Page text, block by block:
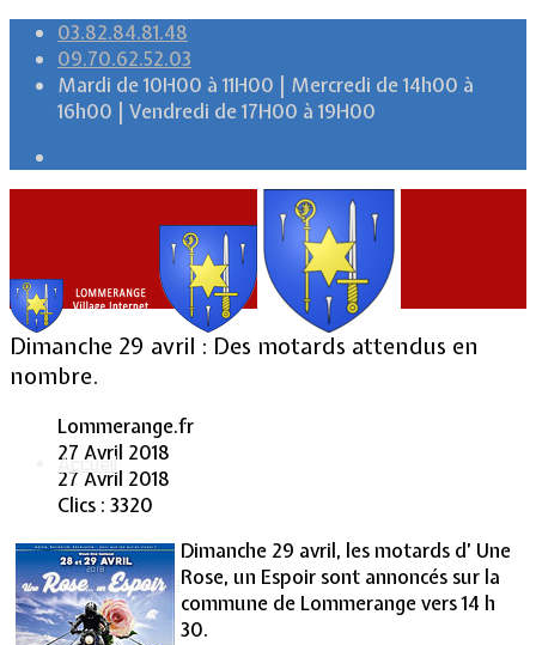
03.82.84.81.48
09.70.62.52.03
Mardi de 10H00 à 11H00 | Mercredi de 14h00 à
16h00 | Vendredi de 17H00 à 19H00
Accueil
Vie Municipale
Dimanche 29 avril : Des motards attendus en
nombre.
Lommerange.fr
27 Avril 2018
27 Avril 2018
Clics : 3320
Dimanche 29 avril, les motards d’ Une
Rose, un Espoir sont annoncés sur la
commune de Lommerange vers 14 h
30.